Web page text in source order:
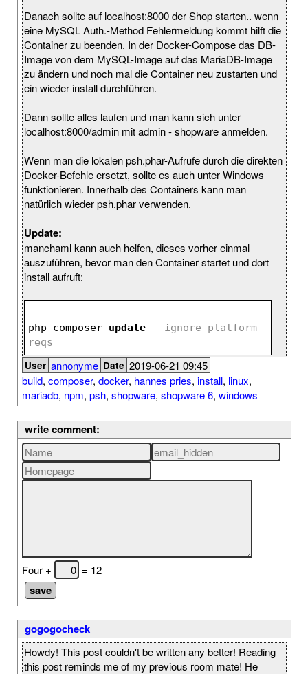
Danach sollte auf localhost:8000 der Shop starten.. wenn
eine MySQL Auth.-Method Fehlermeldung kommt hilft die
Container zu beenden. In der Docker-Compose das DB-
Image von dem MySQL-Image auf das MariaDB-Image
zu ändern und noch mal die Container neu zustarten und
ein wieder install durchführen.
Dann sollte alles laufen und man kann sich unter
localhost:8000/admin mit admin - shopware anmelden.
Wenn man die lokalen psh.phar-Aufrufe durch die direkten
Docker-Befehle ersetzt, sollte es auch unter Windows
funktionieren. Innerhalb des Containers kann man
natürlich wieder psh.phar verwenden.
Update:
manchaml kann auch helfen, dieses vorher einmal
auszuführen, bevor man den Container startet und dort
install aufruft:
php composer update
--ignore-platform-
reqs
User annonyme Date 2019-06-21 09:45
build, composer, docker, hannes pries, install, linux,
mariadb, npm, psh, shopware, shopware 6, windows
write comment:
Four + = 12
gogogocheck
Howdy! This post couldn't be written any better! Reading
this post reminds me of my previous room mate! He